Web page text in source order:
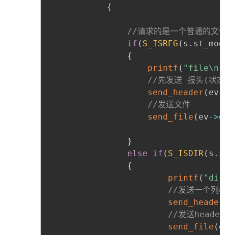
{
//请求的是一个普通的文件
if ( S_ISREG ( s .
{
printf ( "file\n"
//先发送 报头(状
send_header ( ev
//发送文件
send_file ( ev->
}
else
if ( S_ISDIR( s .
{
printf (
//发送一个列
send_header
//发送
send_file (